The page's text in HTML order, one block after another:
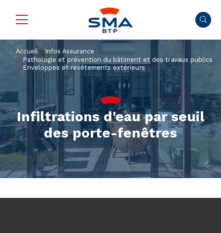
Accueil
Infos Assurance
Pathologie et prévention du bâtiment et des travaux publics
Enveloppes et revêtements extérieurs
Infiltrations d'eau par seuil
des porte-fenêtres